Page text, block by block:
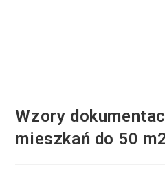
Wzory
mieszkań do 50